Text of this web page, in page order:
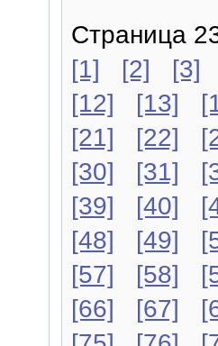
Страница
[1]
[2]
[3]
[12]
[13]
[21]
[22]
[30]
[31]
[39]
[40]
[48]
[49]
[57]
[58]
[66]
[67]